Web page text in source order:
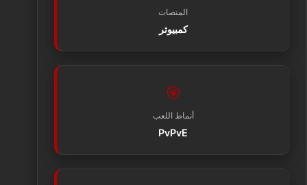
المنصات
كمبيوتر
🎯
أنماط اللعب
PvPvE